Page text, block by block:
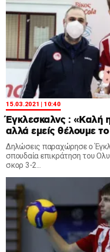
15.03.2021 | 10:40
Έγκλεσκαλνς : «Καλή
αλλά εμείς θέλουμε
Δηλώσεις παραχώρησε ο
σπουδαία επικράτηση του
σκορ 3-2...